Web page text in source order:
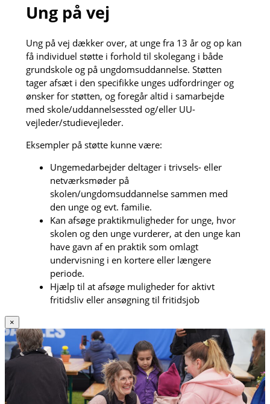
Ung på vej
Ung på vej dækker over, at unge fra 13 år og op kan
få individuel støtte i forhold til skolegang i både
grundskole og på ungdomsuddannelse. Støtten
tager afsæt i den specifikke unges udfordringer og
ønsker for støtten, og foregår altid i samarbejde
med skole/uddannelsessted og/eller UU-
vejleder/studievejleder.
Eksempler på støtte kunne være:
Ungemedarbejder deltager i trivsels- eller
netværksmøder på
skolen/ungdomsuddannelse sammen med
den unge og evt. familie.
Kan afsøge praktikmuligheder for unge, hvor
skolen og den unge vurderer, at den unge kan
have gavn af en praktik som omlagt
undervisning i en kortere eller længere
periode.
Hjælp til at afsøge muligheder for aktivt
fritidsliv eller ansøgning til fritidsjob
×